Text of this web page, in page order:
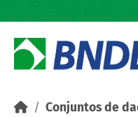
Conjuntos de